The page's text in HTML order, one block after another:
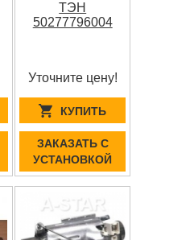
ТЭН
50277796004
Уточните цену!
КУПИТЬ
ЗАКАЗАТЬ С
УСТАНОВКОЙ